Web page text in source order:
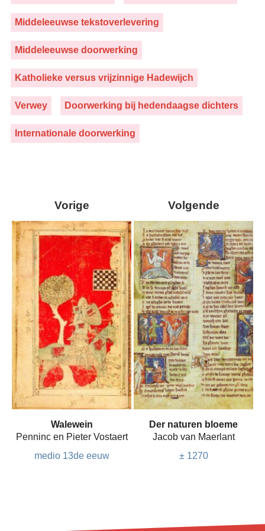
Middeleeuwse tekstoverlevering
Middeleeuwse doorwerking
Katholieke versus vrijzinnige Hadewijch
Verwey Doorwerking bij hedendaagse dichters
Internationale doorwerking
Vorige
Walewein
Penninc en Pieter Vostaert
medio 13de eeuw
Volgende
Der naturen bloeme
Jacob van Maerlant
± 1270